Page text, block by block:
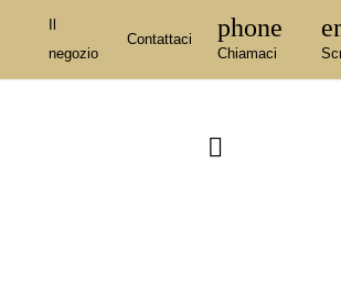
negozio
Contattaci phone
Chiamaci
